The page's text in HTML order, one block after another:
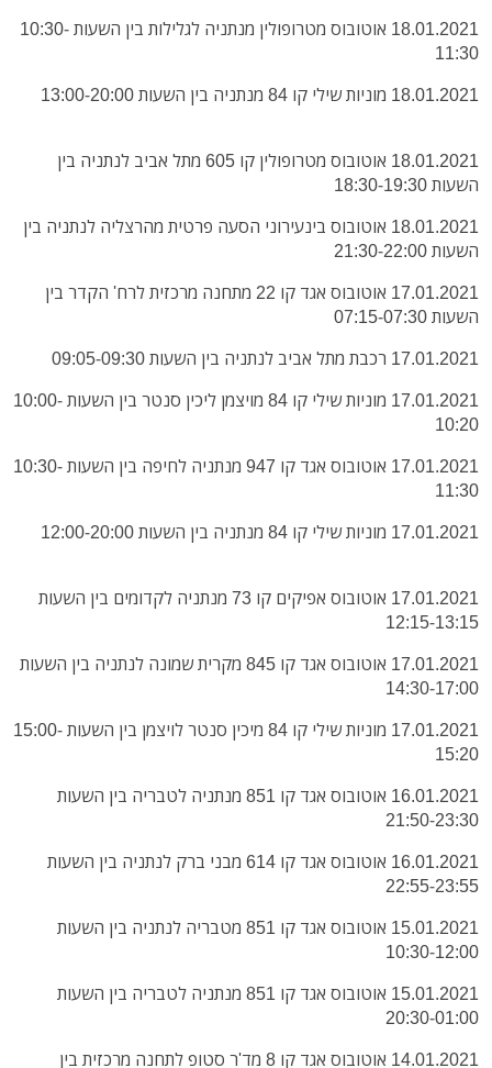
18.01.2021 אוטובוס מטרופולין מנתניה לגלילות בין השעות 10:30-
11:30
18.01.2021 אוטובוס מטרופולין קו 605 מתל אביב לנתניה בין
השעות 18:30-19:30
18.01.2021 אוטובוס בינעירוני הסעה פרטית מהרצליה לנתניה בין
השעות 21:30-22:00
17.01.2021 אוטובוס אגד קו 22 מתחנה מרכזית לרח' הקדר בין
השעות 07:15-07:30
17.01.2021 רכבת מתל אביב לנתניה בין השעות 09:05-09:30
17.01.2021 מוניות שילי קו 84 מויצמן ליכין סנטר בין השעות 10:00-
10:20
17.01.2021 אוטובוס אגד קו 947 מנתניה לחיפה בין השעות 10:30-
11:30
17.01.2021 אוטובוס אפיקים קו 73 מנתניה לקדומים בין השעות
12:15-13:15
17.01.2021 אוטובוס אגד קו 845 מקרית שמונה לנתניה בין השעות
14:30-17:00
17.01.2021 מוניות שילי קו 84 מיכין סנטר לויצמן בין השעות 15:00-
15:20
16.01.2021 אוטובוס אגד קו 851 מנתניה לטבריה בין השעות
21:50-23:30
16.01.2021 אוטובוס אגד קו 614 מבני ברק לנתניה בין השעות
22:55-23:55
15.01.2021 אוטובוס אגד קו 851 מטבריה לנתניה בין השעות
10:30-12:00
15.01.2021 אוטובוס אגד קו 851 מנתניה לטבריה בין השעות
20:30-01:00
14.01.2021 אוטובוס אגד קו 8 מד'ר סטופ לתחנה מרכזית בין